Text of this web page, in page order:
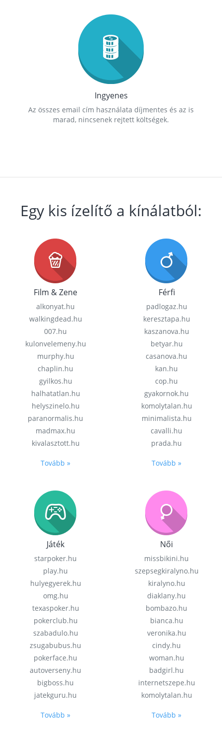
Ingyenes
Az összes email cím használata díjmentes és az is
marad, nincsenek rejtett költségek.
Egy kis ízelítő a kínálatból:
Film & Zene
alkonyat.hu
walkingdead.hu
007.hu
kulonvelemeny.hu
murphy.hu
chaplin.hu
gyilkos.hu
halhatatlan.hu
helyszinelo.hu
paranormalis.hu
madmax.hu
kivalasztott.hu
Tovább »
Férfi
padlogaz.hu
keresztapa.hu
kaszanova.hu
betyar.hu
casanova.hu
kan.hu
cop.hu
gyakornok.hu
komolytalan.hu
minimalista.hu
cavalli.hu
prada.hu
Tovább »
Játék
starpoker.hu
play.hu
hulyegyerek.hu
omg.hu
texaspoker.hu
pokerclub.hu
szabadulo.hu
zsugabubus.hu
pokerface.hu
autoverseny.hu
bigboss.hu
jatekguru.hu
Tovább »
Női
missbikini.hu
szepsegkiralyno.hu
kiralyno.hu
diaklany.hu
bombazo.hu
bianca.hu
veronika.hu
cindy.hu
woman.hu
badgirl.hu
internetszepe.hu
komolytalan.hu
Tovább »